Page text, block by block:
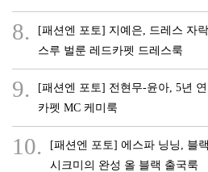
8.
[패션엔 포토] 지예은, 드레스 자
스루 벌룬 레드카펫 드레스룩
9.
[패션엔 포토] 전현무-윤아, 5년
카펫 MC 케미룩
10.
[패션엔 포토] 에스파 닝닝, 블
시크미의 완성 올 블랙 출국룩